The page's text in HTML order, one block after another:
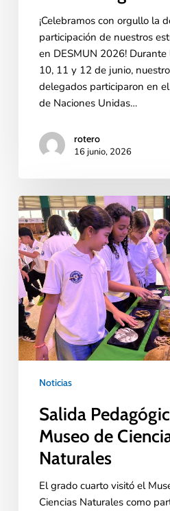
¡Celebramos con orgullo la
participación de nuestros
en DESMUN 2026! Durante
10, 11 y 12 de junio,
delegados participaron en
de Naciones Unidas…
rotero
16 junio, 2026
Noticias
Salida
Museo de
Naturales
El grado cuarto visitó el
Ciencias Naturales como